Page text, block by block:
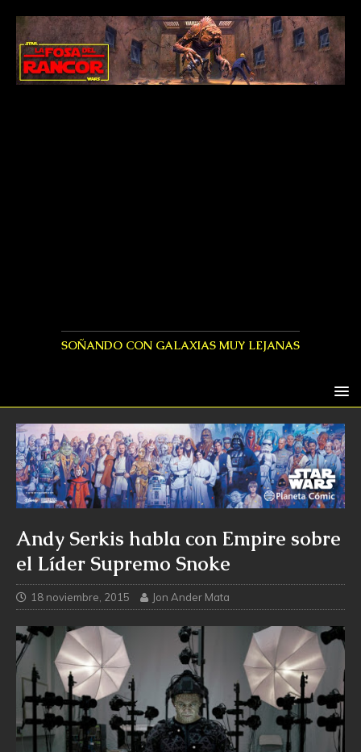
SOÑANDO CON GALAXIAS MUY LEJANAS
Andy Serkis habla con Empire sobre
el Líder Supremo Snoke
18 noviembre, 2015 Jon Ander Mata